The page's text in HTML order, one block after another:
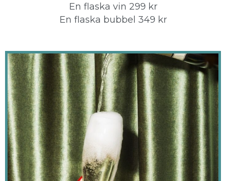
En flaska vin 299 kr
En flaska bubbel 349 kr